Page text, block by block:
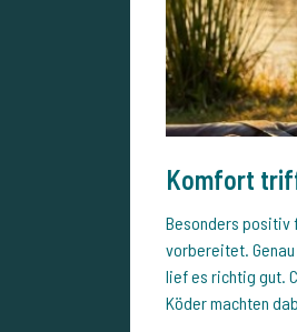
Komfort
Besonders positiv
vorbereitet.
lief es richtig gut.
Köder machten